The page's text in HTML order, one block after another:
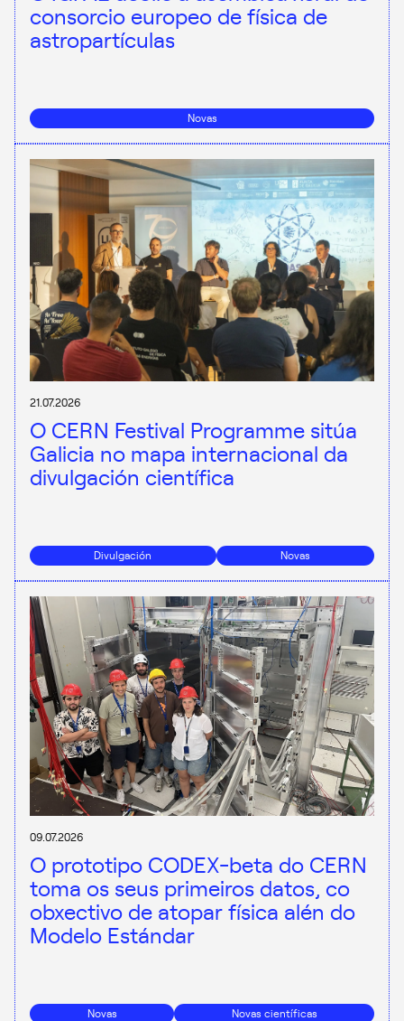
consorcio europeo de física de
astropartículas
Novas
21.07.2026
O CERN Festival Programme sitúa
Galicia no mapa internacional da
divulgación científica
Divulgación Novas
09.07.2026
O prototipo CODEX-beta do CERN
toma os seus primeiros datos, co
obxectivo de atopar física alén do
Modelo Estándar
Novas Novas científicas